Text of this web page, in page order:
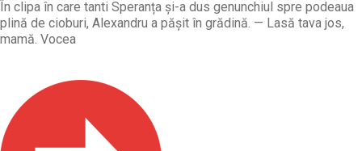
În clipa în care tanti Speranța și-a dus genunchiul spre podeaua
plină de cioburi, Alexandru a pășit în grădină. — Lasă tava jos,
mamă. Vocea